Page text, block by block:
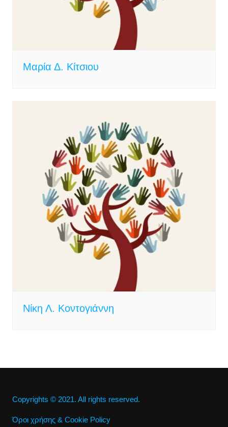
Μαρία Δ. Κίτσιου
Νίκη Λ. Κοντογιάννη
Copyrights © 2021. All rights reserved.
Όροι χρήσης & Cookie Policy